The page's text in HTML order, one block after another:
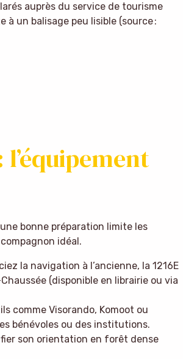
auprès du service de tourisme
un balisage peu lisible (source :
une bonne préparation limite les
idéal.
la navigation à l’ancienne, la 1216E
(disponible en librairie ou via
comme Visorando, Komoot ou
bénévoles ou des institutions.
son orientation en forêt dense